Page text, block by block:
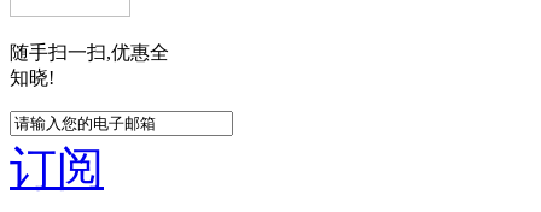
随手扫一扫,优惠全
知晓!
订阅